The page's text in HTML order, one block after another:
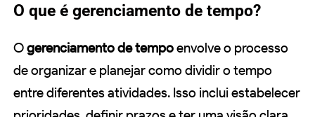
O que é gerenciamento de tempo?
Ogerenciamento de tempoenvolve o processo
de organizar e planejar como dividir o tempo
entre diferentes atividades. Isso inclui estabelecer